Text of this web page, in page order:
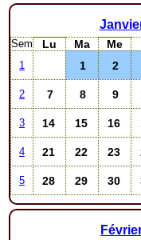
Sem Lu Ma Me
1 1 2
2 7 8 9
3 14 15 16
4 21 22 23
5 28 29 30